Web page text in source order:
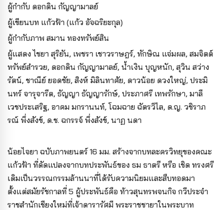
ผู้กำกับ ดอกดิน กัญญามาลย์
ผู้เขียนบท แก้วฟ้า (แก้ว อัจฉริยะกุล)
ผู้กำกับภาพ สมาน ทองทรัพย์สิน
ผู้แสดงไชยา สุริยัน, เพชรา เชาวราษฎร์, ทักษิณ แจ่มผล, สมจิตต์
ทรัพย์สำรวย, ดอกดิน กัญญามาลย์, น้ำเงิน บุญหนัก, สุวิน สว่าง
รัตน์, ชาณีย์ ยอดชัย, สิงห์ มิลินทาศัย, ดาวน้อย ดวงใหญ่, ประมิ
นทร์ จารุจารีต, ธัญญา ธัญญารักษ์, ประภาศรี เทพรักษา, มาลี
เวชประเสริฐ, อาคม มกรานนท์, โฉมฉาย ฉัตรวิไล, ด.ญ. วชิราภ
รณ์ พึ่งสังข์, ด.ช. ฉกรรจ์ พึ่งสังข์, นาฏ นดา
น้อยไจยา ฉบับภาพยนตร์ 16 มม. สร้างจากบทละครวิทยุของคณะ
แก้วฟ้า ที่ดัดแปลงจากบทประพันธ์ของ ธม ธาตรี หรือ เชิด ทรงศรี
เดิมเป็นวรรณกรรมล้านนาที่ได้รับความนิยมและสืบทอดมา
ตั้งแต่สมัยรัชกาลที่ 5 ผู้ประพันธ์คือ ท้าวสุนทรพจนกิจ กวีประจำ
ราชสำนักเชียงใหม่ที่เจ้าดารารัศมี พระราชชายาในพระบาท